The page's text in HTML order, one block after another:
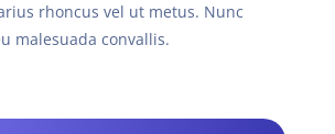
rhoncus vel ut metus. Nunc
malesuada convallis.